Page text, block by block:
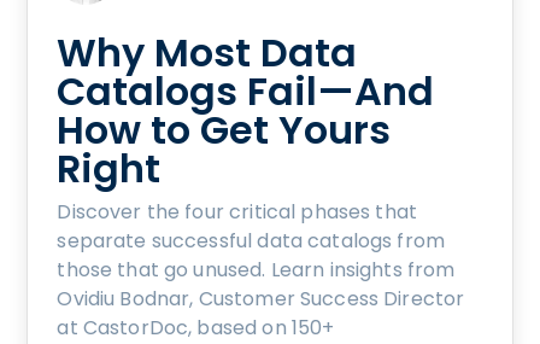
Why Most Data
Catalogs Fail—And
How to Get Yours
Right
Discover the four critical phases that
separate successful data catalogs from
those that go unused. Learn insights from
Ovidiu Bodnar, Customer Success Director
at CastorDoc, based on 150+